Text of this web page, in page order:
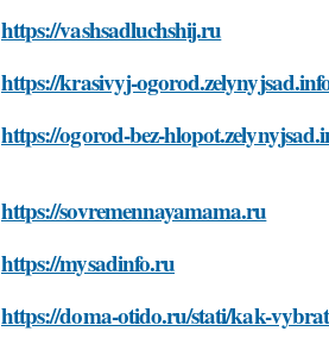
https://vashsadluchshij.ru
https://krasivyj-
https://ogorod-bez-
https://sovremennayamama.ru
https://mysadinfo.ru
https://doma-otido.ru/stati/kak-